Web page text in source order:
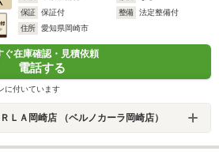
保証
保証付 整備
法定整備付
住所
愛知県岡崎市
ぐ在庫確認・見積依頼
電話する
に付いています
ＬＡ岡崎店 （ベルノカーラ岡崎店）